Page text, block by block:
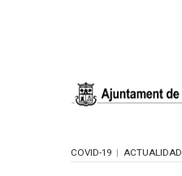
COVID-19 ACTUALIDAD